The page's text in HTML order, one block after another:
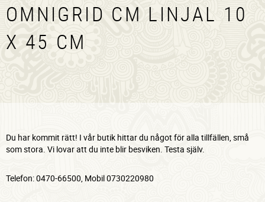
OMNIGRID CM LINJAL 10
X 45 CM
Du har kommit rätt! I vår butik hittar du något för alla tillfällen, små
som stora. Vi lovar att du inte blir besviken. Testa själv.
Telefon: 0470-66500, Mobil 0730220980